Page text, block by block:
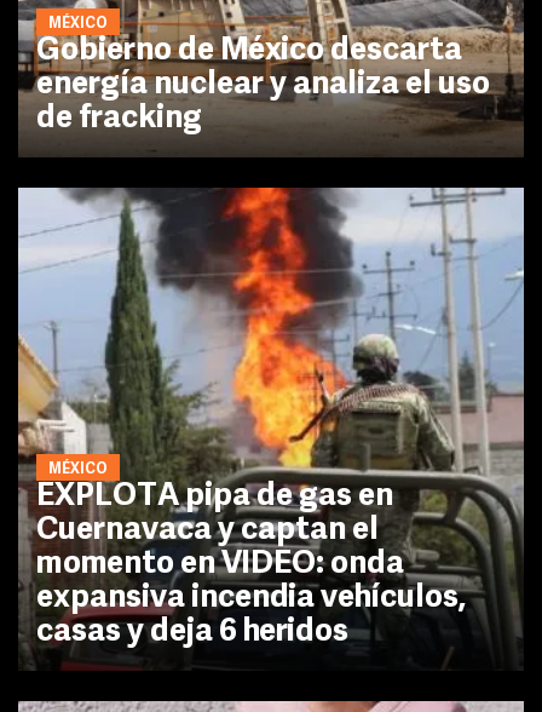
MÉXICO
Gobierno de México descarta
energía nuclear y analiza el uso
de fracking
MÉXICO
EXPLOTA pipa de gas en
Cuernavaca y captan el
momento en VIDEO: onda
expansiva incendia vehículos,
casas y deja 6 heridos